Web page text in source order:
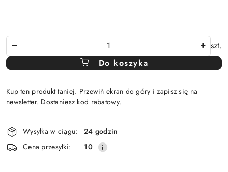
szt.
Do koszyka
Kup ten produkt taniej. Przewiń ekran do góry i zapisz się na
newsletter. Dostaniesz kod rabatowy.
Dostępność
i
dostawa
Wysyłka w ciągu:
24 godzin
Cena przesyłki:
10